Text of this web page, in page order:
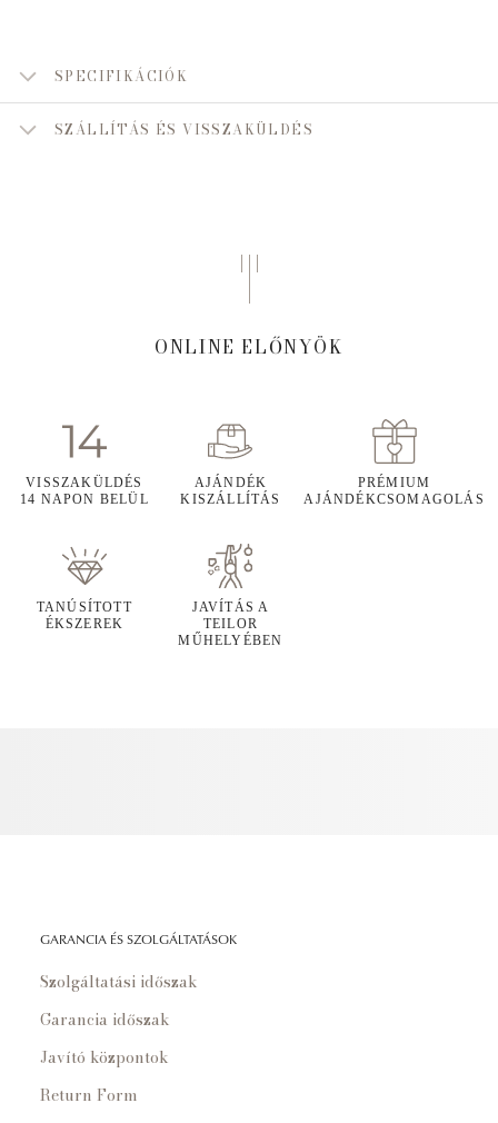
SPECIFIKÁCIÓK
SZÁLLÍTÁS ÉS VISSZAKÜLDÉS
ONLINE ELŐNYÖK
VISSZAKÜLDÉS
14 NAPON BELÜL
AJÁNDÉK
KISZÁLLÍTÁS
PRÉMIUM
AJÁNDÉKCSOMAGOLÁS
TANÚSÍTOTT
ÉKSZEREK
JAVÍTÁS A
TEILOR
MŰHELYÉBEN
GARANCIA ÉS SZOLGÁLTATÁSOK
Szolgáltatási időszak
Garancia időszak
Javító központok
Return Form